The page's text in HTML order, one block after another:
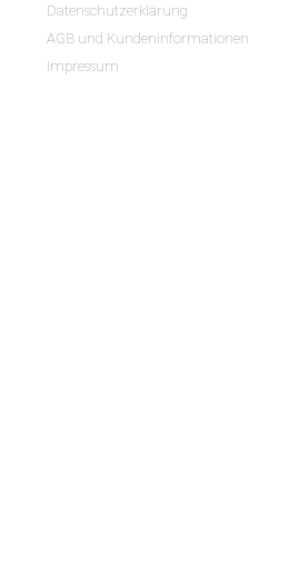
Datenschutzerklärung
AGB und Kundeninformationen
Impressum